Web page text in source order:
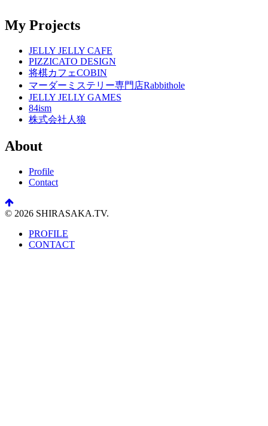
My Projects
JELLY JELLY CAFE
PIZZICATO DESIGN
将棋カフェCOBIN
マーダーミステリー専門店Rabbithole
JELLY JELLY GAMES
84ism
株式会社人狼
About
Profile
Contact
© 2026 SHIRASAKA.TV.
PROFILE
CONTACT